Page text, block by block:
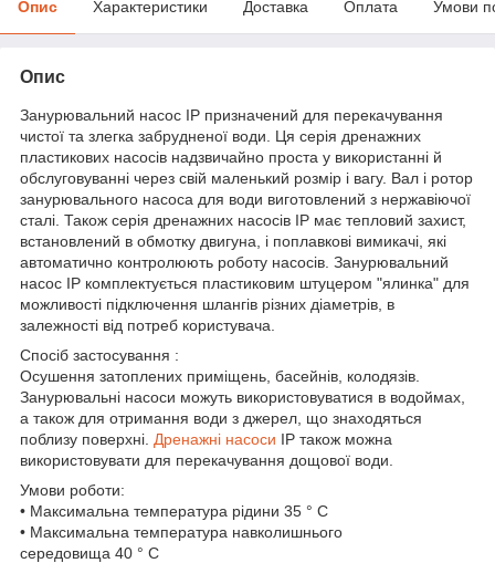
Опис Характеристики Доставка Оплата Умови
Опис
Занурювальний насос IP призначений для перекачування
чистої та злегка забрудненої води. Ця серія дренажних
пластикових насосів надзвичайно проста у використанні й
обслуговуванні через свій маленький розмір і вагу. Вал і ротор
занурювального насоса для води виготовлений з нержавіючої
сталі. Також серія дренажних насосів IP має тепловий захист,
встановлений в обмотку двигуна, і поплавкові вимикачі, які
автоматично контролюють роботу насосів. Занурювальний
насос IP комплектується пластиковим штуцером "ялинка" для
можливості підключення шлангів різних діаметрів, в
залежності від потреб користувача.
Спосіб застосування :
Осушення затоплених приміщень, басейнів, колодязів.
Занурювальні насоси можуть використовуватися в водоймах,
а також для отримання води з джерел, що знаходяться
поблизу поверхні. Дренажні насоси IP також можна
використовувати для перекачування дощової води.
Умови роботи:
• Максимальна температура рідини 35 ° C
• Максимальна температура навколишнього
середовища 40 ° С